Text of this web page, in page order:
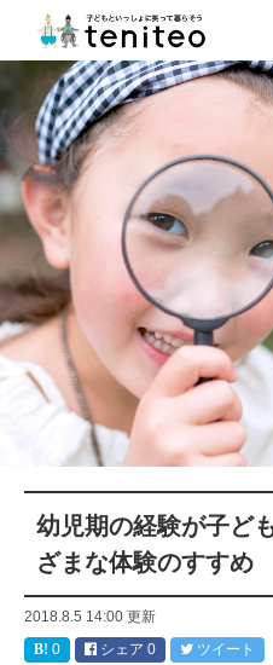
幼児期の経験が子ど
ざまな体験のすすめ
2018.8.5 14:00 更新
0
シェア 0 ツイート